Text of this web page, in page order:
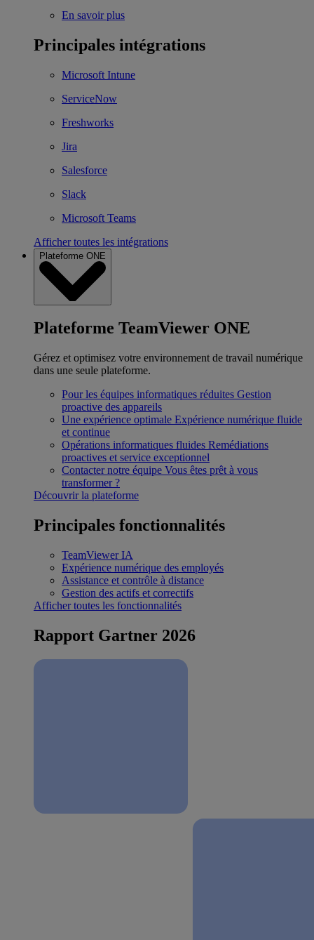
En savoir plus
Principales intégrations
Microsoft Intune
ServiceNow
Freshworks
Jira
Salesforce
Slack
Microsoft Teams
Afficher toutes les intégrations
Plateforme ONE
Plateforme TeamViewer ONE
Gérez et optimisez votre environnement de travail numérique
dans une seule plateforme.
Pour les équipes informatiques réduites Gestion
proactive des appareils
Une expérience optimale Expérience numérique fluide
et continue
Opérations informatiques fluides Remédiations
proactives et service exceptionnel
Contacter notre équipe Vous êtes prêt à vous
transformer ?
Découvrir la plateforme
Principales fonctionnalités
TeamViewer IA
Expérience numérique des employés
Assistance et contrôle à distance
Gestion des actifs et correctifs
Afficher toutes les fonctionnalités
Rapport Gartner 2026